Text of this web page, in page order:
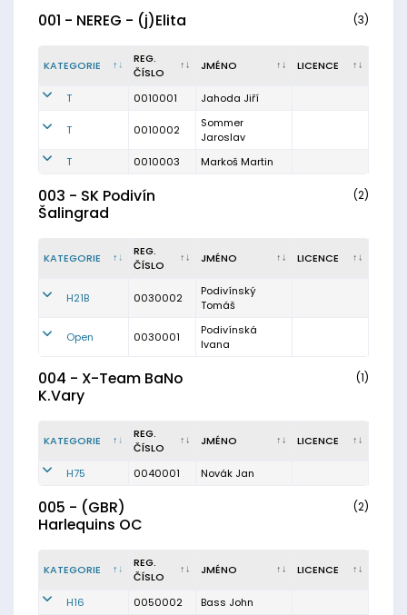
001 - NEREG - (j)Elita (3)
KATEGORIE
REG.
ČÍSLO
JMÉNO LICENCE
T 0010001 Jahoda Jiří
T 0010002
Sommer
Jaroslav
T
0010003 Markoš Martin
003 - SK Podivín
Šalingrad
(2)
KATEGORIE
REG.
ČÍSLO
JMÉNO LICENCE
H21B 0030002
Podivínský
Tomáš
Open 0030001
Podivínská
Ivana
004 - X-Team BaNo
K.Vary
(1)
KATEGORIE
REG.
ČÍSLO
JMÉNO LICENCE
H75 0040001 Novák Jan
005 - (GBR)
Harlequins OC
(2)
KATEGORIE
REG.
ČÍSLO
JMÉNO LICENCE
H16 0050002
Bass John